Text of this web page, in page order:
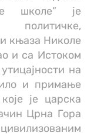
школе” је
политичке,
књаза Николе
и са Истоком
на
и примање
је царска
Црна Гора